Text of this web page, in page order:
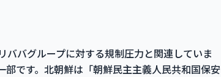
バグループに対する規制圧力と関連していま
です。北朝鮮は「朝鮮民主主義人民共和国保安